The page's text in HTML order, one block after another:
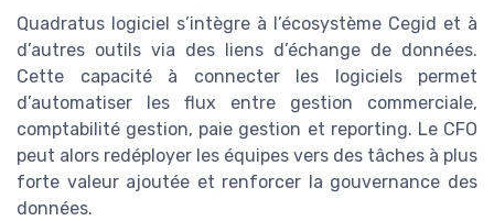
Quadratus logiciel s’intègre à l’écosystème Cegid et à
d’autres outils via des liens d’échange de données.
Cette capacité à connecter les logiciels permet
d’automatiser les flux entre gestion commerciale,
comptabilité gestion, paie gestion et reporting. Le CFO
peut alors redéployer les équipes vers des tâches à plus
forte valeur ajoutée et renforcer la gouvernance des
données.